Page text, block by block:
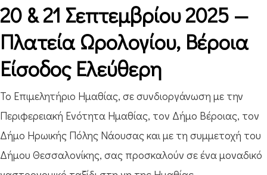
20 & 21 Σεπτεμβρίου 2025 —
Πλατεία Ωρολογίου, Βέροια
Είσοδος Ελεύθερη
Το Επιμελητήριο Ημαθίας, σε συνδιοργάνωση με την
Περιφερειακή Ενότητα Ημαθίας, τον Δήμο Βέροιας, τον
Δήμο Ηρωικής Πόλης Νάουσας και με τη συμμετοχή του
Δήμου Θεσσαλονίκης, σας προσκαλούν σε ένα μοναδικό